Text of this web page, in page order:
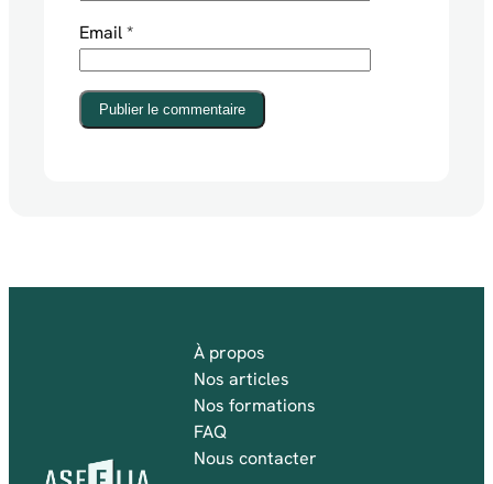
Email*
Publier le commentaire
À propos
Nos articles
Nos formations
FAQ
Nous contacter